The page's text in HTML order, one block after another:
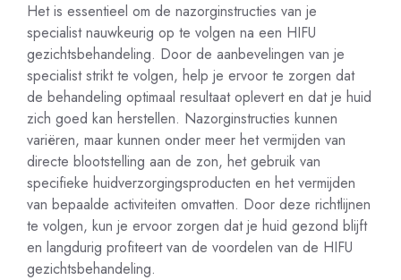
Het is essentieel om de nazorginstructies van je
specialist nauwkeurig op te volgen na een HIFU
gezichtsbehandeling. Door de aanbevelingen van je
specialist strikt te volgen, help je ervoor te zorgen dat
de behandeling optimaal resultaat oplevert en dat je huid
zich goed kan herstellen. Nazorginstructies kunnen
variëren, maar kunnen onder meer het vermijden van
directe blootstelling aan de zon, het gebruik van
specifieke huidverzorgingsproducten en het vermijden
van bepaalde activiteiten omvatten. Door deze richtlijnen
te volgen, kun je ervoor zorgen dat je huid gezond blijft
en langdurig profiteert van de voordelen van de HIFU
gezichtsbehandeling.